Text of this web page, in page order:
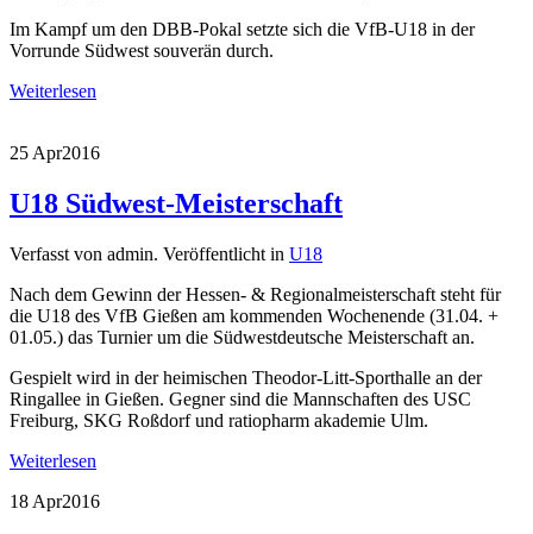
Im Kampf um den DBB-Pokal setzte sich die VfB-U18 in der
Vorrunde Südwest souverän durch.
Weiterlesen
25 Apr2016
U18 Südwest-Meisterschaft
Verfasst von admin. Veröffentlicht in U18
Nach dem Gewinn der Hessen- & Regionalmeisterschaft steht für
die U18 des VfB Gießen am kommenden Wochenende (31.04. +
01.05.) das Turnier um die Südwestdeutsche Meisterschaft an.
Gespielt wird in der heimischen Theodor-Litt-Sporthalle an der
Ringallee in Gießen. Gegner sind die Mannschaften des USC
Freiburg, SKG Roßdorf und ratiopharm akademie Ulm.
Weiterlesen
18 Apr2016